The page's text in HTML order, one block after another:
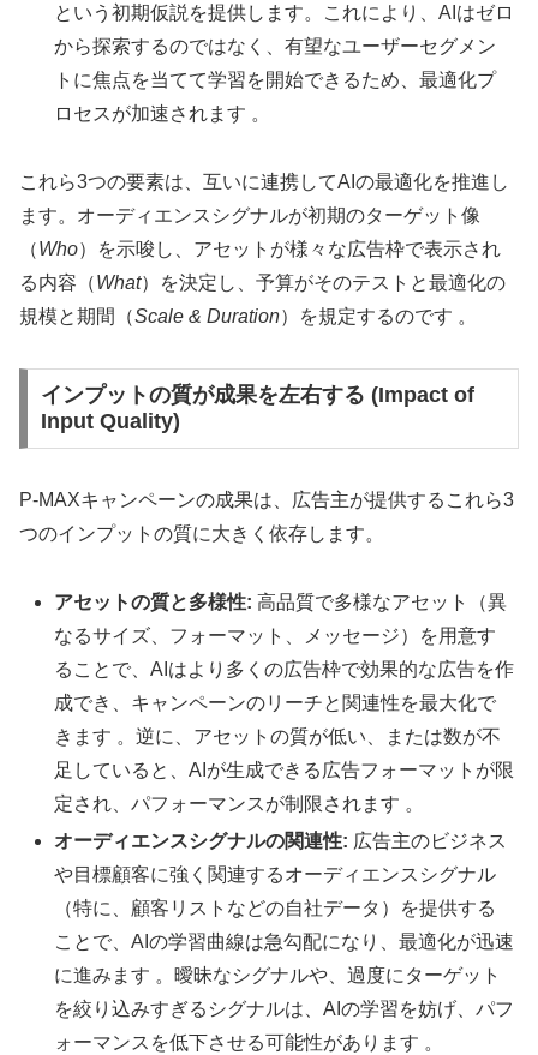
という初期仮説を提供します。これにより、AIはゼロ
から探索するのではなく、有望なユーザーセグメン
トに焦点を当てて学習を開始できるため、最適化プ
ロセスが加速されます 。
これら3つの要素は、互いに連携してAIの最適化を推進し
ます。オーディエンスシグナルが初期のターゲット像
（Who）を示唆し、アセットが様々な広告枠で表示され
る内容（What）を決定し、予算がそのテストと最適化の
規模と期間（Scale & Duration）を規定するのです 。
インプットの質が成果を左右する (Impact of
Input Quality)
P-MAXキャンペーンの成果は、広告主が提供するこれら3
つのインプットの質に大きく依存します。
アセットの質と多様性: 高品質で多様なアセット（異
なるサイズ、フォーマット、メッセージ）を用意す
ることで、AIはより多くの広告枠で効果的な広告を作
成でき、キャンペーンのリーチと関連性を最大化で
きます 。逆に、アセットの質が低い、または数が不
足していると、AIが生成できる広告フォーマットが限
定され、パフォーマンスが制限されます 。
オーディエンスシグナルの関連性: 広告主のビジネス
や目標顧客に強く関連するオーディエンスシグナル
（特に、顧客リストなどの自社データ）を提供する
ことで、AIの学習曲線は急勾配になり、最適化が迅速
に進みます 。曖昧なシグナルや、過度にターゲット
を絞り込みすぎるシグナルは、AIの学習を妨げ、パフ
ォーマンスを低下させる可能性があります 。